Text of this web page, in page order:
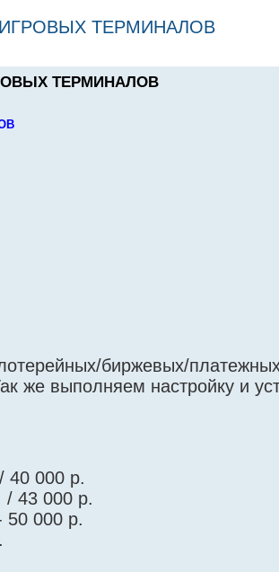
ТЕРМИНАЛОВ
ТЕРМИНАЛОВ
биржевых/
же выполняем настройку и
40 000 р.
/ 43 000 р.
50 000 р.